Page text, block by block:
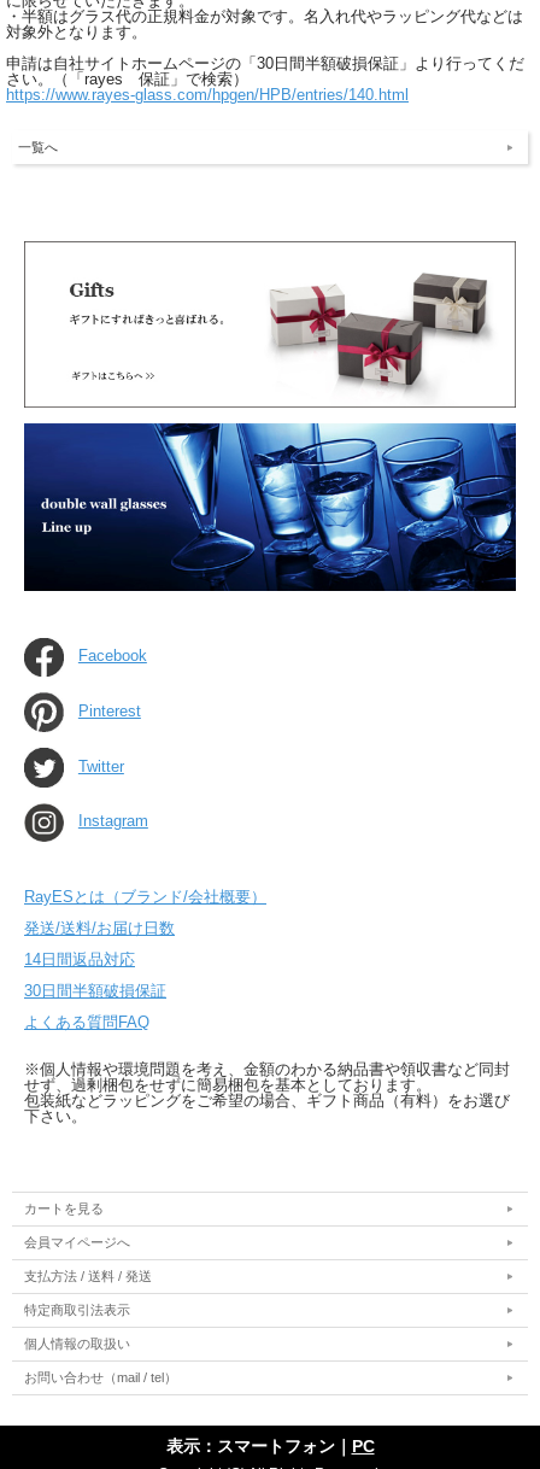
・半額はグラス代の正規料金が対象です。名入れ代やラッピング代などは
対象外となります。
申請は自社サイトホームページの「30日間半額破損保証」より行ってくだ
さい。（「rayes 保証」で検索）
https://www.rayes-glass.com/hpgen/HPB/entries/140.html
一覧へ
Facebook
Pinterest
Twitter
Instagram
RayESとは（ブランド/会社概要）
発送/送料/お届け日数
14日間返品対応
30日間半額破損保証
よくある質問FAQ
※個人情報や環境問題を考え、金額のわかる納品書や領収書など同封
せず、過剰梱包をせずに簡易梱包を基本としております。
包装紙などラッピングをご希望の場合、ギフト商品（有料）をお選び
下さい。
カートを見る
会員マイページへ
支払方法 / 送料 / 発送
特定商取引法表示
個人情報の取扱い
お問い合わせ（mail / tel）
表示：スマートフォン｜ PC